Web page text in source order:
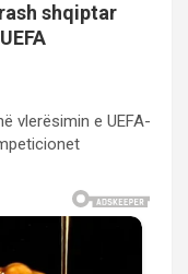
shqiptar
vlerësimin e UEFA-